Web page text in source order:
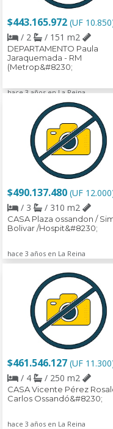
$443.165.972 (UF
/ 2
/ 151 m2
DEPARTAMENTO Paula
Jaraquemada - RM
(Metrop&#8230;
hace 3 años en La Reina
$490.137.480 (UF
/ 3
/ 310 m2
CASA Plaza ossandon /
Bolivar /Hospit&#8230;
hace 3 años en La Reina
$461.546.127 (UF
/ 4
/ 250 m2
CASA Vicente Pérez
Carlos Ossandó&#8230;
hace 3 años en La Reina